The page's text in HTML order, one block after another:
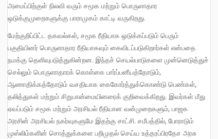
அமைப்பிற்குள் நிலவி வரும் சமூக மற்றும் பொருளாதார
ஒடுக்குமுறைகளுக்கு பாராமுகம் காட்டி வருகிறது.
மேற்குறிப்பிட்ட தகவல்கள், சமூக ரீதியாக ஒடுக்கப்படும் பெரும்
பகுதியினர் பொருளாதார ரீதியாகவும் கைவிடப்படுகிறார்கள் என்பதை
நமக்கு தெளிவுபடுத்துகின்றன. இந்தச் செயல்பாடுகளை முன்னெடுத்துச்
செல்லும் பொருளாதாரக் கொள்கை பார்ப்பனீயத்தோடும்,
ஆணாதிக்கத்தோடும் வசதியாக கைகோர்த்துக்கொண்டு பெண்கள்,
தலித்துகள் மற்றும் சிறுபான்மையினரைக் குறிவைக்கிறது. இவர்கள் மீது
ஏவப்படும் சமூக மற்றும் அரசியல் ரீதியான வன்முறைகளும், பாஜக
அரசின் அரசியல் நகர்வுகளுமே இதற்கு சாட்சி. சமீபத்தில், போராடும்
முஸ்லிம்களின் சொத்துக்களை பறிமுதல் செய்ய உத்தரப்பிரதேச அரசு